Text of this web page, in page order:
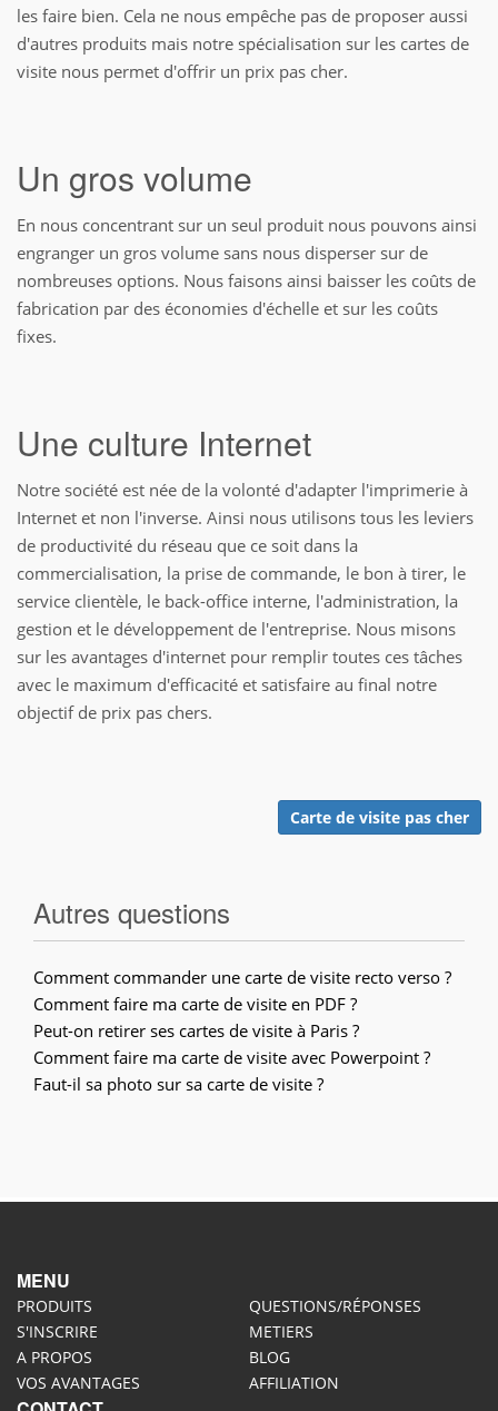
les faire bien. Cela ne nous empêche pas de proposer aussi
d'autres produits mais notre spécialisation sur les cartes de
visite nous permet d'offrir un prix pas cher.
Un gros volume
En nous concentrant sur un seul produit nous pouvons ainsi
engranger un gros volume sans nous disperser sur de
nombreuses options. Nous faisons ainsi baisser les coûts de
fabrication par des économies d'échelle et sur les coûts
fixes.
Une culture Internet
Notre société est née de la volonté d'adapter l'imprimerie à
Internet et non l'inverse. Ainsi nous utilisons tous les leviers
de productivité du réseau que ce soit dans la
commercialisation, la prise de commande, le bon à tirer, le
service clientèle, le back-office interne, l'administration, la
gestion et le développement de l'entreprise. Nous misons
sur les avantages d'internet pour remplir toutes ces tâches
avec le maximum d'efficacité et satisfaire au final notre
objectif de prix pas chers.
Carte de visite pas cher
Autres questions
Comment commander une carte de visite recto verso ?
Comment faire ma carte de visite en PDF ?
Peut-on retirer ses cartes de visite à Paris ?
Comment faire ma carte de visite avec Powerpoint ?
Faut-il sa photo sur sa carte de visite ?
MENU
PRODUITS
QUESTIONS/RÉPONSES
S'INSCRIRE
METIERS
A PROPOS
BLOG
VOS AVANTAGES
AFFILIATION